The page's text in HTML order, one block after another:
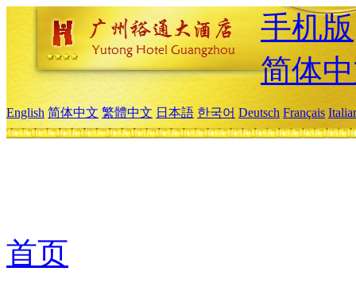
手机版
简体
English 简体中文 繁體中文 日本語 한국어 Deutsch Français
首页